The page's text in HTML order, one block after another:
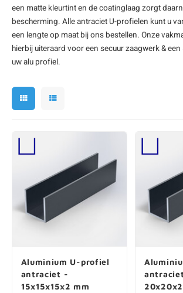
alu kokerprofielen
alu buisprofielen
alu hoeklijnen
alu L-lijnen
alu U-strips
alu platstaf profielen
een matte kleurtint en de coatinglaag zorgt
bescherming. Alleantraciet U-profielen kunt u
een lengte op maat bij ons bestellen. Onze
hierbij uiteraard voor een secuur zaagwerk &
uwalu profiel.
Aluminium U-profiel
antraciet -
15x15x15x2 mm